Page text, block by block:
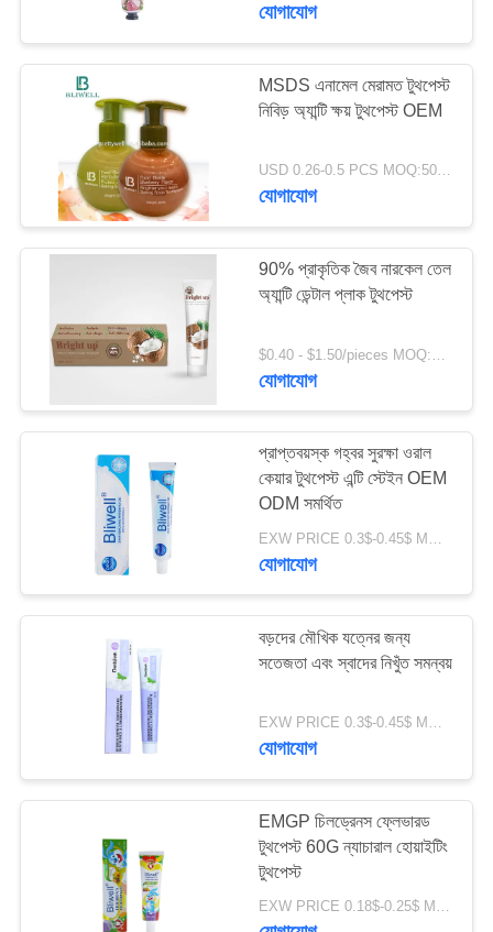
মান
নিয়ন্ত্রণ
যোগাযোগ
উদ্ধৃতির
আবেদন
সাইটম্যাপ
গোপনীয়তা
যোগাযোগ
MSDS এনামেল মেরামত টুথপেস্ট
নিবিড় অ্যান্টি ক্ষয় টুথপেস্ট OEM
USD 0.26-0.5 PCS MOQ:500pcs-30000pcs
যোগাযোগ
90% প্রাকৃতিক জৈব নারকেল তেল
অ্যান্টি ডেন্টাল প্লাক টুথপেস্ট
যোগাযোগ
প্রাপ্তবয়স্ক গহ্বর সুরক্ষা ওরাল
কেয়ার টুথপেস্ট এন্টি স্টেইন OEM
ODM সমর্থিত
EXW PRICE 0.3$-0.45$ MOQ:500pcs-30000pcs
যোগাযোগ
বড়দের মৌখিক যত্নের জন্য
সতেজতা এবং স্বাদের নিখুঁত সমন্বয়
EXW PRICE 0.3$-0.45$ MOQ:10000sets
যোগাযোগ
EMGP চিলড্রেনস ফ্লেভারড
টুথপেস্ট 60G ন্যাচারাল হোয়াইটিং
টুথপেস্ট
EXW PRICE 0.18$-0.25$ MOQ:500pcs-30000pcs